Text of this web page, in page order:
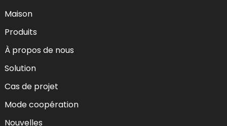
Maison
Produits
À propos de nous
Solution
Cas de projet
Mode coopération
Nouvelles